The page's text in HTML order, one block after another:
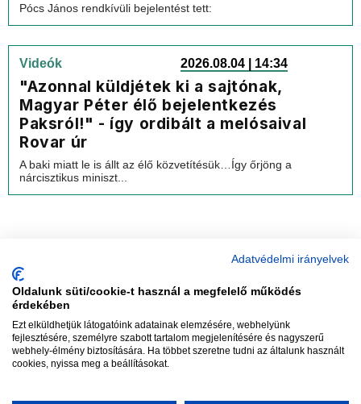
Pócs János rendkívüli bejelentést tett:
Videók 2026.08.04 | 14:34
"Azonnal küldjétek ki a sajtónak,
Magyar Péter élő bejelentkezés
Paksról!" - így ordibált a melósaival
Rovar úr
A baki miatt le is állt az élő közvetítésük…Így őrjöng a
nárcisztikus miniszt...
Szerkesztőség:szerk@vadhajtasok.hu
Modi:moderator@vadhajtasok.hu
AdatvédelemImpresszumSzerzői jogok
Adatvédelmi irányelvek
Oldalunk süti/cookie-t használ a megfelelő működés
érdekében
Ezt elküldhetjük látogatóink adatainak elemzésére, webhelyünk
fejlesztésére, személyre szabott tartalom megjelenítésére és nagyszerű
webhely-élmény biztosítására. Ha többet szeretne tudni az általunk használt
cookies, nyissa meg a beállításokat.